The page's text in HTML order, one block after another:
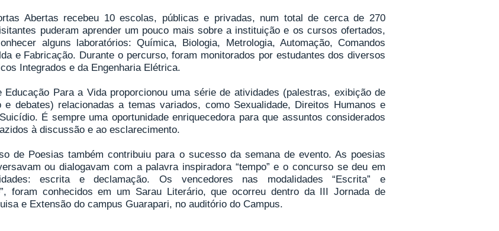
Abertas recebeu 10 escolas, públicas e privadas, num total de cerca de 270
puderam aprender um pouco mais sobre a instituição e os cursos ofertados,
alguns laboratórios: Química, Biologia, Metrologia, Automação, Comandos
e Fabricação. Durante o percurso, foram monitorados por estudantes dos diversos
Integrados e da Engenharia Elétrica.
Educação Para a Vida proporcionou uma série de atividades (palestras, exibição de
e debates) relacionadas a temas variados, como Sexualidade, Direitos Humanos e
É sempre uma oportunidade enriquecedora para que assuntos considerados
à discussão e ao esclarecimento.
de Poesias também contribuiu para o sucesso da semana de evento. As poesias
ou dialogavam com a palavra inspiradora “tempo” e o concurso se deu em
escrita e declamação. Os vencedores nas modalidades “Escrita” e
foram conhecidos em um Sarau Literário, que ocorreu dentro da III Jornada de
e Extensão do campus Guarapari, no auditório do Campus.